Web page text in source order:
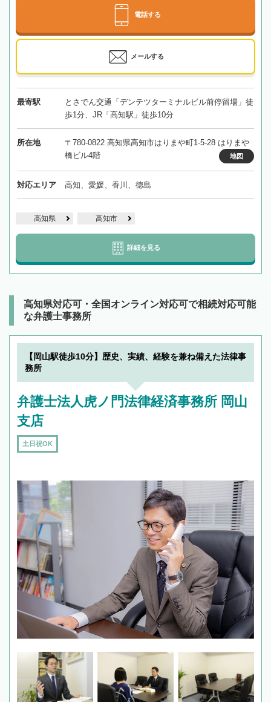
電話する
メールする
最寄駅
とさでん交通「デンテツターミナルビル前停留場」徒
歩1分、JR「高知駅」徒歩10分
所在地
〒780-0822 高知県高知市はりまや町1-5-28 はりまや
橋ビル4階
地図
対応エリア 高知、愛媛、香川、徳島
高知県 高知市
詳細を見る
高知県対応可・全国オンライン対応可で相続対応可能
な弁護士事務所
【岡山駅徒歩10分】歴史、実績、経験を兼ね備えた法律事
務所
弁護士法人虎ノ門法律経済事務所 岡山
支店
土日祝OK